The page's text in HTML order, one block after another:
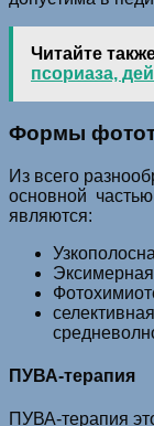
Читайте
псориаза,
Формы
Из всего
основной
являются:
ПУВА-терапия
ПУВА-терапия